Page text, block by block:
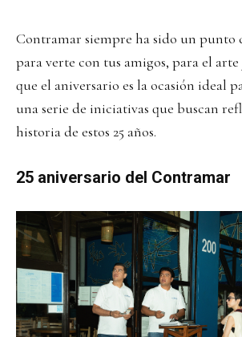
Contramar siempre ha sido un punto
para verte con tus amigos, para el
que el aniversario es la ocasión ideal
una serie de iniciativas que buscan
historia de estos 25 años.
25 aniversario del Contramar